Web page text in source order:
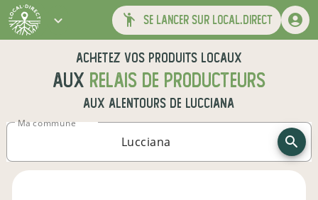
se lancer sur local.direct
Achetez vos produits locaux
aux relais de producteurs
aux alentours de Lucciana
Ma commune